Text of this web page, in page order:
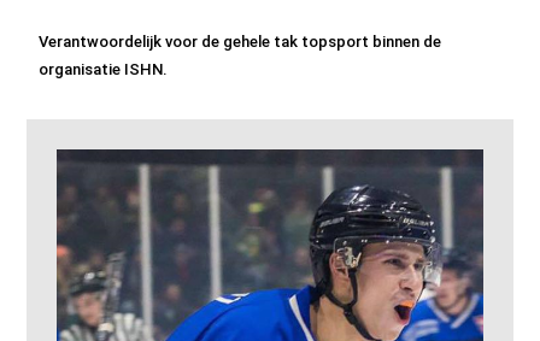
Verantwoordelijk voor de gehele tak topsport binnen de
organisatie ISHN.